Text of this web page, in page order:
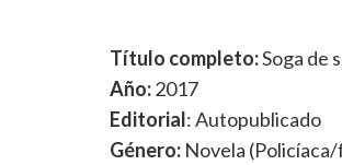
Título completo:Soga de
Año:2017
Editorial: Autopublicado
Género:Novela